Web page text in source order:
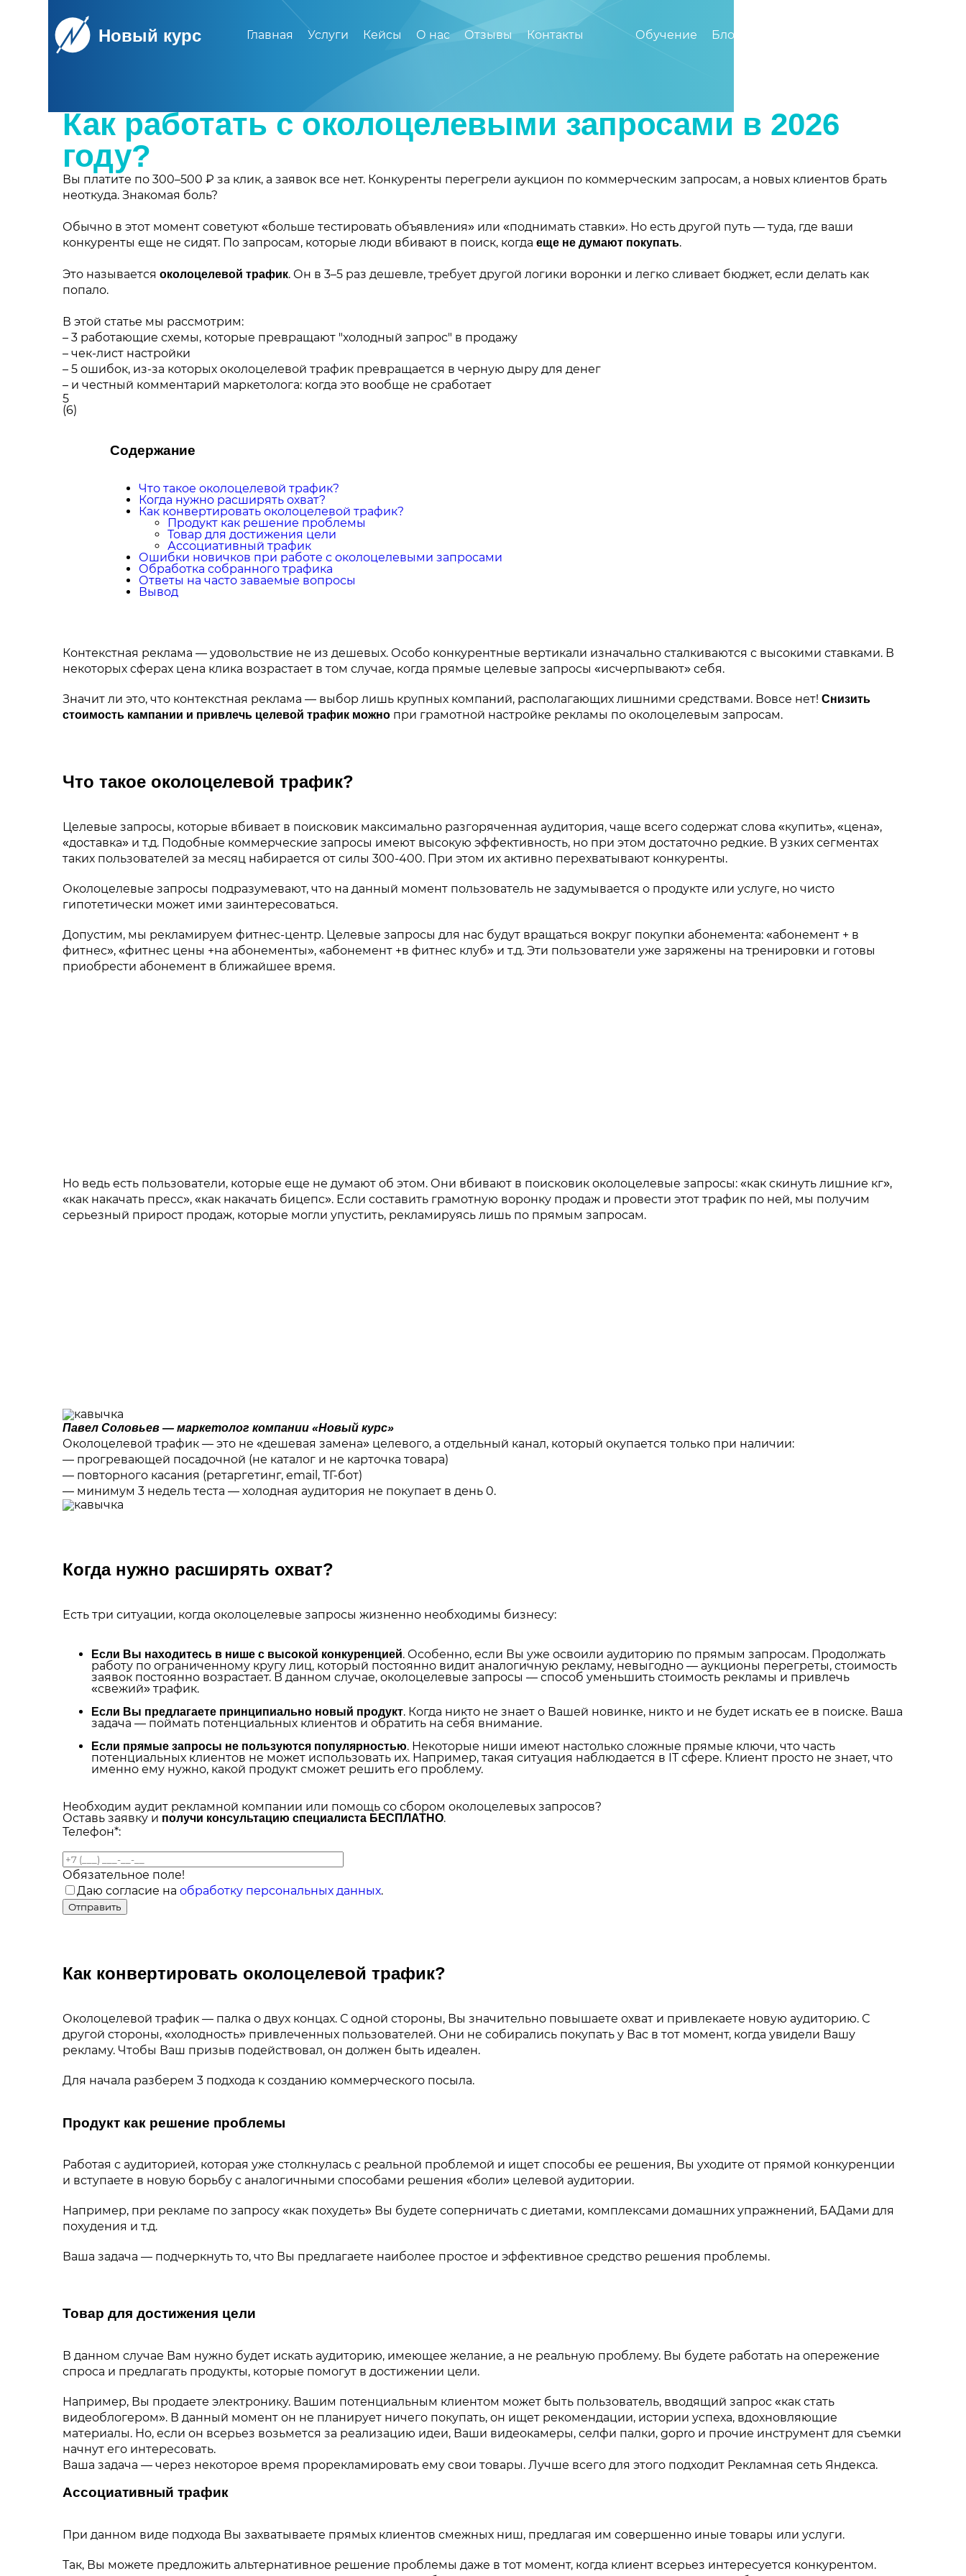
Новый курс Главная Услуги Кейсы О нас Отзывы Контакты Обучение Блог
Как работать с околоцелевыми запросами в 2026
году?
Вы платите по 300–500 ₽ за клик, а заявок все нет. Конкуренты перегрели аукцион по коммерческим запросам, а новых клиентов брать
неоткуда. Знакомая боль?
Обычно в этот момент советуют «больше тестировать объявления» или «поднимать ставки». Но есть другой путь — туда, где ваши
конкуренты еще не сидят. По запросам, которые люди вбивают в поиск, когдаеще не думают покупать.
Это называетсяоколоцелевой трафик. Он в 3–5 раз дешевле, требует другой логики воронки и легко сливает бюджет, если делать как
попало.
В этой статье мы рассмотрим:
– 3 работающие схемы, которые превращают "холодный запрос" в продажу
– чек-лист настройки
– 5 ошибок, из-за которых околоцелевой трафик превращается в черную дыру для денег
– и честный комментарий маркетолога: когда это вообще не сработает
5
(6)
Содержание
Что такое околоцелевой трафик?
Когда нужно расширять охват?
Как конвертировать околоцелевой трафик?
Продукт как решение проблемы
Товар для достижения цели
Ассоциативный трафик
Ошибки новичков при работе с околоцелевыми запросами
Обработка собранного трафика
Ответы на часто заваемые вопросы
Вывод
Контекстная реклама — удовольствие не из дешевых. Особо конкурентные вертикали изначально сталкиваются с высокими ставками. В
некоторых сферах цена клика возрастает в том случае, когда прямые целевые запросы «исчерпывают» себя.
Значит ли это, что контекстная реклама — выбор лишь крупных компаний, располагающих лишними средствами. Вовсе нет!Снизить
стоимость кампании и привлечь целевой трафик можно при грамотной настройке рекламы по околоцелевым запросам.
Что такое околоцелевой трафик?
Целевые запросы, которые вбивает в поисковик максимально разгоряченная аудитория, чаще всего содержат слова «купить», «цена»,
«доставка» и т.д. Подобные коммерческие запросы имеют высокую эффективность, но при этом достаточно редкие. В узких сегментах
таких пользователей за месяц набирается от силы 300-400. При этом их активно перехватывают конкуренты.
Околоцелевые запросы подразумевают, что на данный момент пользователь не задумывается о продукте или услуге, но чисто
гипотетически может ими заинтересоваться.
Допустим, мы рекламируем фитнес-центр. Целевые запросы для нас будут вращаться вокруг покупки абонемента: «абонемент + в
фитнес», «фитнес цены +на абонементы», «абонемент +в фитнес клуб» и т.д. Эти пользователи уже заряжены на тренировки и готовы
приобрести абонемент в ближайшее время.
Но ведь есть пользователи, которые еще не думают об этом. Они вбивают в поисковик околоцелевые запросы: «как скинуть лишние кг»,
«как накачать пресс», «как накачать бицепс». Если составить грамотную воронку продаж и провести этот трафик по ней, мы получим
серьезный прирост продаж, которые могли упустить, рекламируясь лишь по прямым запросам.
Павел Соловьев — маркетолог компании «Новый курс»
Околоцелевой трафик — это не «дешевая замена» целевого, а отдельный канал, который окупается только при наличии:
— прогревающей посадочной (не каталог и не карточка товара)
— повторного касания (ретаргетинг, email, ТГ-бот)
— минимум 3 недель теста — холодная аудитория не покупает в день 0.
Когда нужно расширять охват?
Есть три ситуации, когда околоцелевые запросы жизненно необходимы бизнесу:
Если Вы находитесь в нише с высокой конкуренцией. Особенно, если Вы уже освоили аудиторию по прямым запросам. Продолжать
работу по ограниченному кругу лиц, который постоянно видит аналогичную рекламу, невыгодно — аукционы перегреты, стоимость
заявок постоянно возрастает. В данном случае, околоцелевые запросы — способ уменьшить стоимость рекламы и привлечь
«свежий» трафик.
Если Вы предлагаете принципиально новый продукт. Когда никто не знает о Вашей новинке, никто и не будет искать ее в поиске. Ваша
задача — поймать потенциальных клиентов и обратить на себя внимание.
Если прямые запросы не пользуются популярностью. Некоторые ниши имеют настолько сложные прямые ключи, что часть
потенциальных клиентов не может использовать их. Например, такая ситуация наблюдается в IT сфере. Клиент просто не знает, что
именно ему нужно, какой продукт сможет решить его проблему.
Необходим аудит рекламной компании или помощь со сбором околоцелевых запросов?
Оставь заявку и получи консультацию специалиста БЕСПЛАТНО.
Телефон*:
Обязательное поле!
Даю согласие наобработку персональных данных.
Как конвертировать околоцелевой трафик?
Околоцелевой трафик — палка о двух концах. С одной стороны, Вы значительно повышаете охват и привлекаете новую аудиторию. С
другой стороны, «холодность» привлеченных пользователей. Они не собирались покупать у Вас в тот момент, когда увидели Вашу
рекламу. Чтобы Ваш призыв подействовал, он должен быть идеален.
Для начала разберем 3 подхода к созданию коммерческого посыла.
Продукт как решение проблемы
Работая с аудиторией, которая уже столкнулась с реальной проблемой и ищет способы ее решения, Вы уходите от прямой конкуренции
и вступаете в новую борьбу с аналогичными способами решения «боли» целевой аудитории.
Например, при рекламе по запросу «как похудеть» Вы будете соперничать с диетами, комплексами домашних упражнений, БАДами для
похудения и т.д.
Ваша задача — подчеркнуть то, что Вы предлагаете наиболее простое и эффективное средство решения проблемы.
Товар для достижения цели
В данном случае Вам нужно будет искать аудиторию, имеющее желание, а не реальную проблему. Вы будете работать на опережение
спроса и предлагать продукты, которые помогут в достижении цели.
Например, Вы продаете электронику. Вашим потенциальным клиентом может быть пользователь, вводящий запрос «как стать
видеоблогером». В данный момент он не планирует ничего покупать, он ищет рекомендации, истории успеха, вдохновляющие
материалы. Но, если он всерьез возьмется за реализацию идеи, Ваши видеокамеры, селфи палки, gopro и прочие инструмент для съемки
начнут его интересовать.
Ваша задача — через некоторое время прорекламировать ему свои товары. Лучше всего для этого подходит Рекламная сеть Яндекса.
Ассоциативный трафик
При данном виде подхода Вы захватываете прямых клиентов смежных ниш, предлагая им совершенно иные товары или услуги.
Так, Вы можете предложить альтернативное решение проблемы даже в тот момент, когда клиент всерьез интересуется конкурентом.